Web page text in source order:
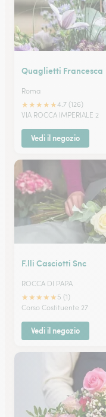
Quaglietti Francesca
Roma
★★★★★4.7 (126)
VIA ROCCA IMPERIALE 2
Vedi il negozio
F.lli Casciotti Snc
ROCCA DI PAPA
★★★★★ 5 (1)
Corso Costituente 27
Vedi il negozio